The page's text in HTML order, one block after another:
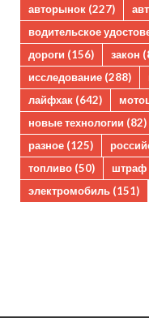
авторынок (227)
водительское
дороги (156) закон
исследование (288)
лайфхак (642)
новые технологии (82)
разное (125)
топливо (50) штраф
электромобиль (151)